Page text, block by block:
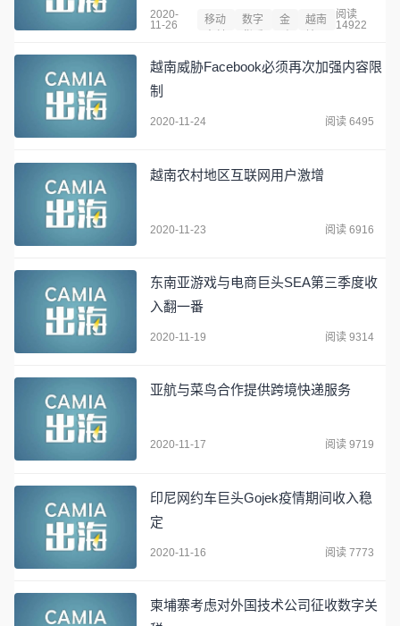
2020-
11-26
移动
数字
金
越南
阅读
14922
越南威胁Facebook必须再次加强内容限
制
2020-11-24 阅读 6495
越南农村地区互联网用户激增
2020-11-23 阅读 6916
东南亚游戏与电商巨头SEA第三季度收
入翻一番
2020-11-19 阅读 9314
亚航与菜鸟合作提供跨境快递服务
2020-11-17 阅读 9719
印尼网约车巨头Gojek疫情期间收入稳
定
2020-11-16 阅读 7773
柬埔寨考虑对外国技术公司征收数字关